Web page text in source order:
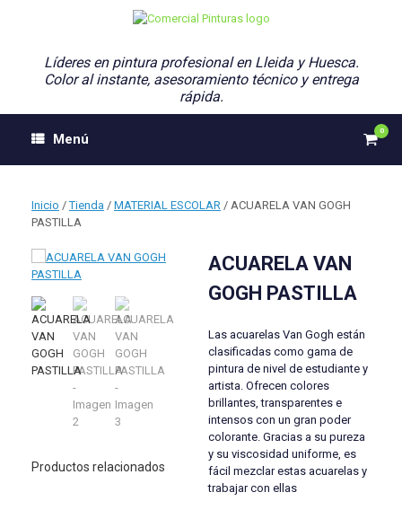
Líderes en pintura profesional en Lleida y Huesca.
Color al instante, asesoramiento técnico y entrega
rápida.
Menú
Ver
0
Inicio /Tienda / MATERIAL ESCOLAR / ACUARELA VAN GOGH
PASTILLA
ACUARELA VAN
GOGH PASTILLA
Las acuarelas Van Gogh están
clasificadas como gama de
pintura de nivel de estudiante y
artista. Ofrecen colores
brillantes, transparentes e
intensos con un gran poder
colorante. Gracias a su pureza
y su viscosidad uniforme, es
fácil mezclar estas acuarelas y
trabajar con ellas
Productos relacionados